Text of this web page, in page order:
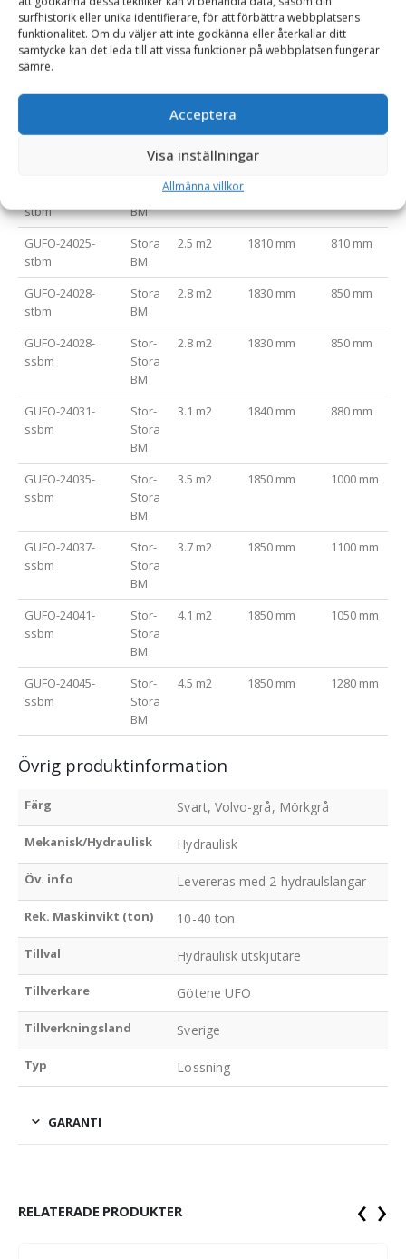
surfhistorik eller unika identifierare, för att förbättra webbplatsens
funktionalitet. Om du väljer att inte godkänna eller återkallar ditt
samtycke kan det leda till att vissa funktioner på webbplatsen fungerar
sämre.
Acceptera
Visa inställningar
Allmänna villkor
Hydraulcylindrar med ändlägesdämpning
Varianttabell
Area (m2)
BM
stbm
BM
2 m2
GUFO-24025-
stbm
Stora
BM
2.5 m2 1810 mm 810 mm
GUFO-24028-
stbm
Stora
BM
2.8 m2 1830 mm 850 mm
GUFO-24028-
ssbm
Stor-
Stora
BM
2.8 m2 1830 mm 850 mm
GUFO-24031-
ssbm
Stor-
Stora
BM
3.1 m2 1840 mm 880 mm
GUFO-24035-
ssbm
Stor-
Stora
BM
3.5 m2 1850 mm 1000 mm
GUFO-24037-
ssbm
Stor-
Stora
BM
3.7 m2 1850 mm 1100 mm
GUFO-24041-
ssbm
Stor-
Stora
BM
4.1 m2 1850 mm 1050 mm
GUFO-24045-
ssbm
Stor-
Stora
BM
4.5 m2 1850 mm 1280 mm
Övrig produktinformation
Färg Svart, Volvo-grå, Mörkgrå
Mekanisk/Hydraulisk Hydraulisk
Öv. info Levereras med 2 hydraulslangar
Rek. Maskinvikt (ton) 10-40 ton
Tillval Hydraulisk utskjutare
Tillverkare Götene UFO
Tillverkningsland Sverige
Typ Lossning
GARANTI
RELATERADE PRODUKTER ‹ ›